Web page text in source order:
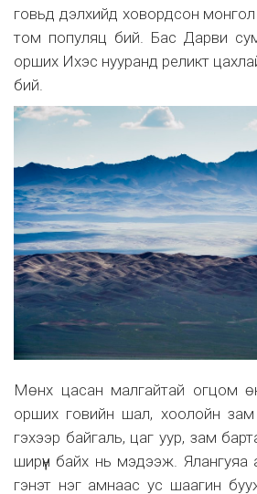
говьд дэлхийд ховордсон
том популяц бий. Бас Дарви
орших Ихэс нууранд реликт
бий.
Мөнх цасан малгайтай огцом
орших говийн шал, хоолойн зам
гэхээр байгаль, цаг уур, зам
ширүүн байх нь мэдээж. Ялангуяа
гэнэт нэг амнаас ус шаагин